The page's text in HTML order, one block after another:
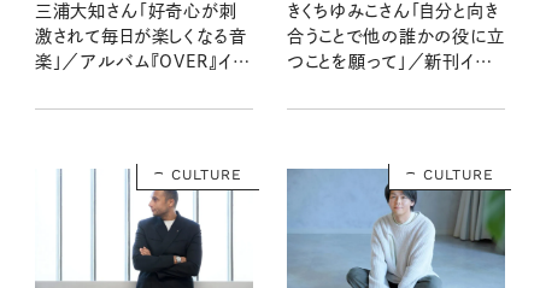
三浦大知さん「好奇心が刺
激されて毎日が楽しくなる音
楽」／アルバム『OVER』イン
きくちゆみこさん「自分と向き
合うことで他の誰かの役に立
つことを願って」／新刊インタ
CULTURE CULTURE